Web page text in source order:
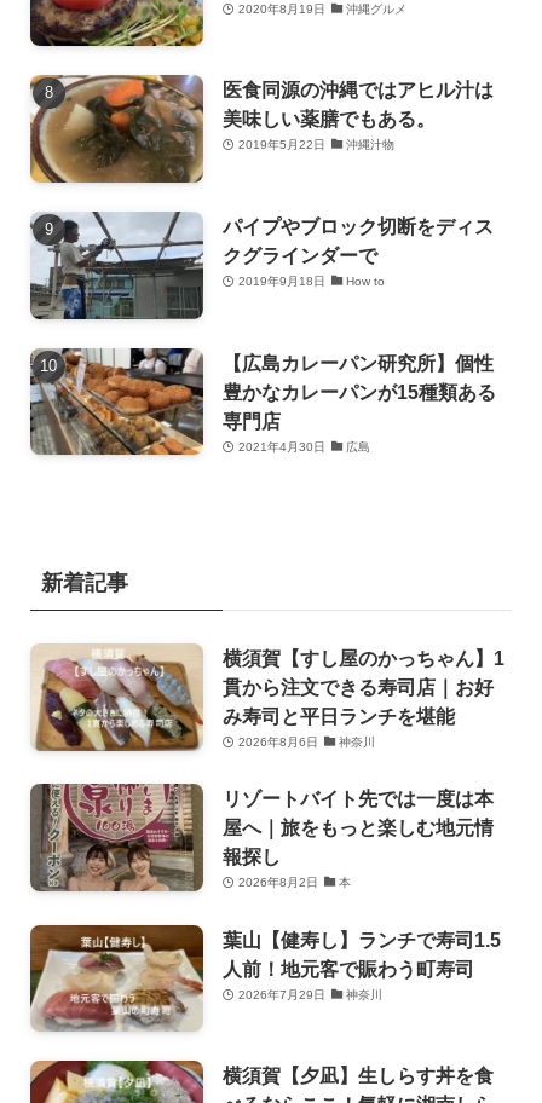
2020年8月19日 沖縄グルメ
医食同源の沖縄ではアヒル汁は
美味しい薬膳でもある。
2019年5月22日 沖縄汁物
パイプやブロック切断をディス
クグラインダーで
2019年9月18日 How to
【広島カレーパン研究所】個性
豊かなカレーパンが15種類ある
専門店
2021年4月30日 広島
新着記事
横須賀【すし屋のかっちゃん】1
貫から注文できる寿司店｜お好
み寿司と平日ランチを堪能
2026年8月6日 神奈川
リゾートバイト先では一度は本
屋へ｜旅をもっと楽しむ地元情
報探し
2026年8月2日 本
葉山【健寿し】ランチで寿司1.5
人前！地元客で賑わう町寿司
2026年7月29日 神奈川
横須賀【夕凪】生しらす丼を食